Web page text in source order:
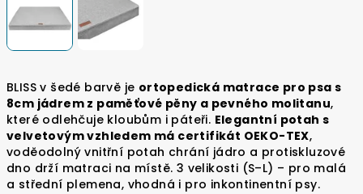
BLISS v šedé barvě je ortopedická matrace pro psa s
8cm jádrem z paměťové pěny a pevného molitanu,
které odlehčuje kloubům i páteři. Elegantní potah s
velvetovým vzhledem má certifikát OEKO-TEX,
voděodolný vnitřní potah chrání jádro a protiskluzové
dno drží matraci na místě. 3 velikosti (S–L) – pro malá
a střední plemena, vhodná i pro inkontinentní psy.